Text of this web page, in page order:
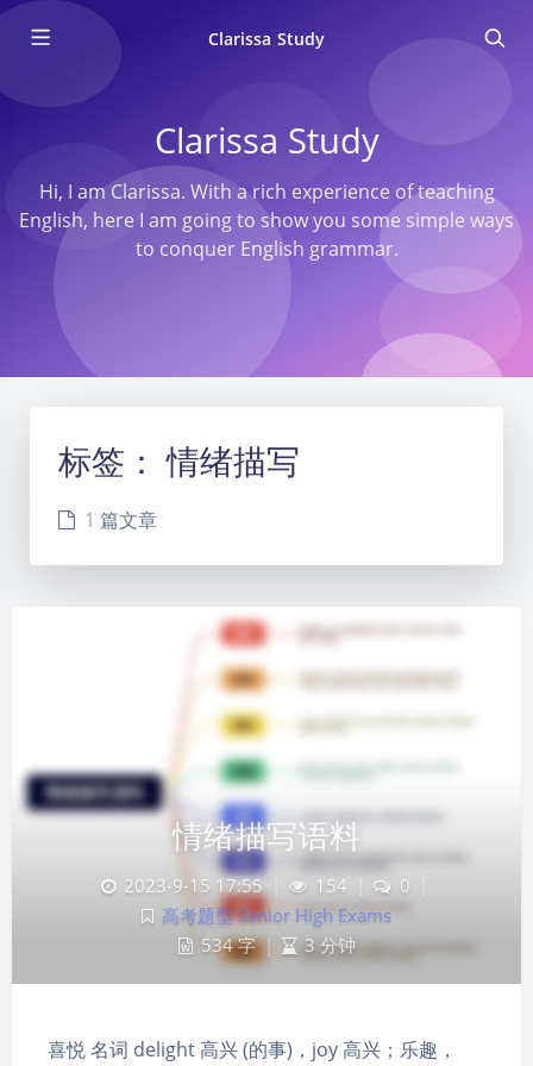
Clarissa Study
Clarissa Study
Hi, I am Clarissa. With a rich experience of teaching
English, here I am going to show you some simple ways
to conquer English grammar.
标签：情绪描写
1 篇文章
情绪描写语料
2023-9-15 17:55 154 0
高考题型 Senior High Exams
534 字 | 3 分钟
喜悦 名词 delight 高兴 (的事)，joy 高兴；乐趣，